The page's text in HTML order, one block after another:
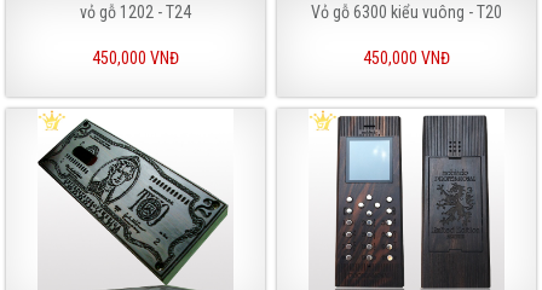
vỏ gỗ 1202 - T24
450,000 VNĐ
Vỏ gỗ 6300 kiểu vuông - T20
450,000 VNĐ